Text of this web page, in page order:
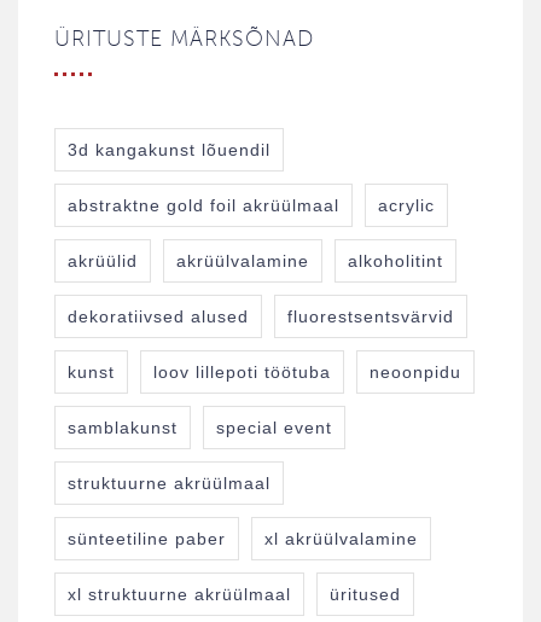
ÜRITUSTE MÄRKSÕNAD
3d kangakunst lõuendil
abstraktne gold foil akrüülmaal acrylic
akrüülid akrüülvalamine alkoholitint
dekoratiivsed alused fluorestsentsvärvid
kunst loov lillepoti töötuba neoonpidu
samblakunst special event
struktuurne akrüülmaal
sünteetiline paber xl akrüülvalamine
xl struktuurne akrüülmaal üritused